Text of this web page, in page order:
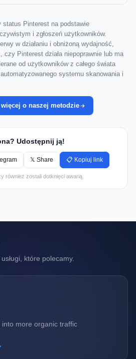
status Pinterest na podstawie
i zgłoszeń użytkowników.
w działaniu i obniżoną wydajność,
Pinterest działa niepoprawnie lub ma
od użytkowników z całego świata
systemu skanowania i
o naszej metodzie
Udostępnij ją!
𝕏 Share 📋 Kopiuj link
również zostali dotknięci awarią.
które polecamy.
more organic traffic